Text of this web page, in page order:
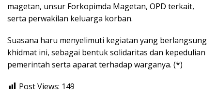
magetan, unsur Forkopimda Magetan, OPD terkait,
serta perwakilan keluarga korban.
Suasana haru menyelimuti kegiatan yang berlangsung
khidmat ini, sebagai bentuk solidaritas dan kepedulian
pemerintah serta aparat terhadap warganya. (*)
Post Views: 149